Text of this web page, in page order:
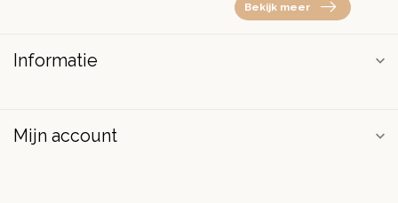
Bekijk meer
Informatie
Mijn account